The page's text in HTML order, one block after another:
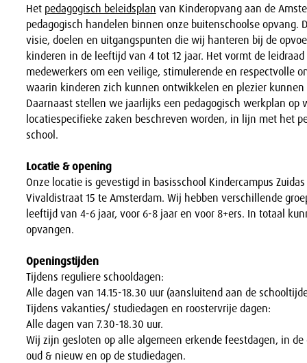
Het pedagogisch beleidsplan van Kinderopvang aan de
pedagogisch handelen binnen onze buitenschoolse opvang.
visie, doelen en uitgangspunten die wij hanteren bij de
kinderen in de leeftijd van 4 tot 12 jaar. Het vormt de
medewerkers om een veilige, stimulerende en respectvolle
waarin kinderen zich kunnen ontwikkelen en plezier kunnen
Daarnaast stellen we jaarlijks een pedagogisch werkplan op
locatiespecifieke zaken beschreven worden, in lijn met het
school.
Locatie & opening
Onze locatie is gevestigd in basisschool Kindercampus
Vivaldistraat 15 te Amsterdam. Wij hebben verschillende
leeftijd van 4-6 jaar, voor 6-8 jaar en voor 8+ers. In totaal
opvangen.
Openingstijden
Tijdens reguliere schooldagen:
Alle dagen van 14.15-18.30 uur (aansluitend aan de
Tijdens vakanties/ studiedagen en roostervrije dagen:
Alle dagen van 7.30-18.30 uur.
Wij zijn gesloten op alle algemeen erkende feestdagen, in
oud & nieuw en op de studiedagen.